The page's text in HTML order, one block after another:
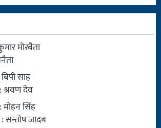
मोरबैता
साह
श्रवण देव
मोहन सिंह
सन्तोष जादब